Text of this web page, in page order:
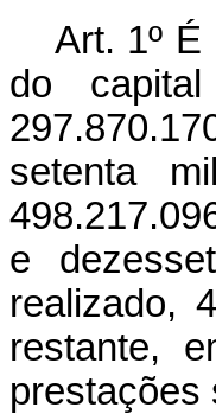
Art. 1º
do
setenta
e
realizado,
restante,
prestações